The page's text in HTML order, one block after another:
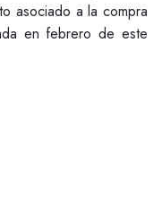
asociado a la compra
en febrero de este